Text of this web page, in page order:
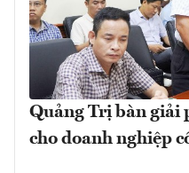
Quảng Trị bàn giải
cho doanh nghiệp